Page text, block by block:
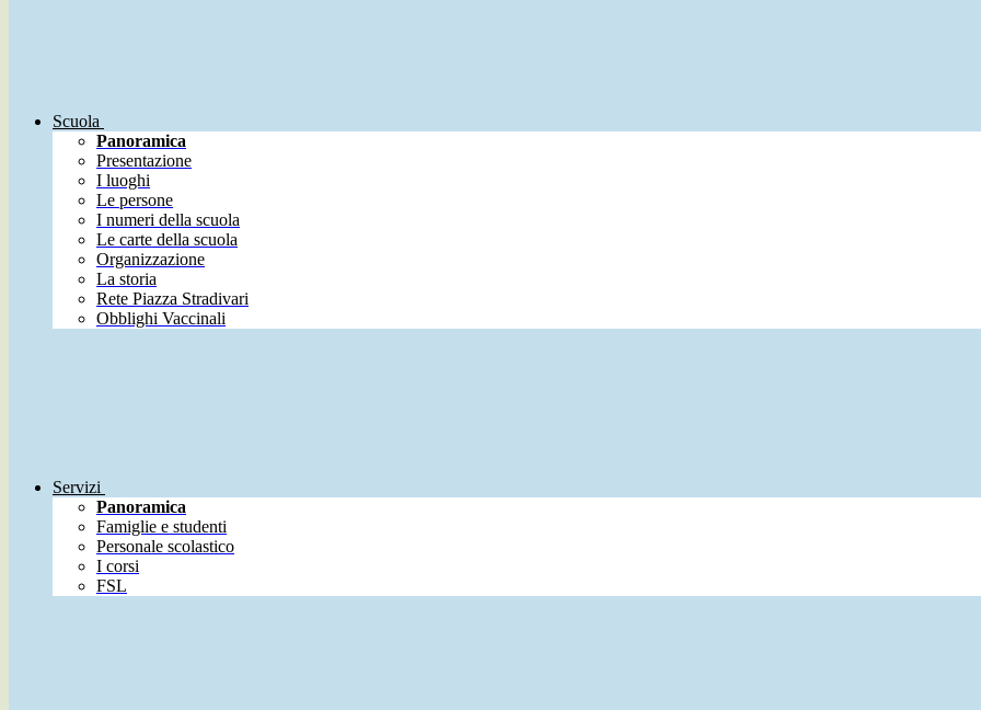
Scuola
Panoramica
Presentazione
I luoghi
Le persone
I numeri della scuola
Le carte della scuola
Organizzazione
La storia
Rete Piazza Stradivari
Obblighi Vaccinali
Servizi
Panoramica
Famiglie e studenti
Personale scolastico
I corsi
FSL